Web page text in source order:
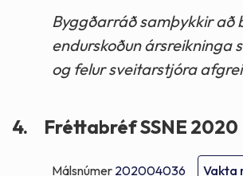
Byggðarráð samþykkir að
endurskoðun ársreikninga
og felur sveitarstjóra
4. Fréttabréf SSNE 2020
Málsnúmer 202004036 Vakta